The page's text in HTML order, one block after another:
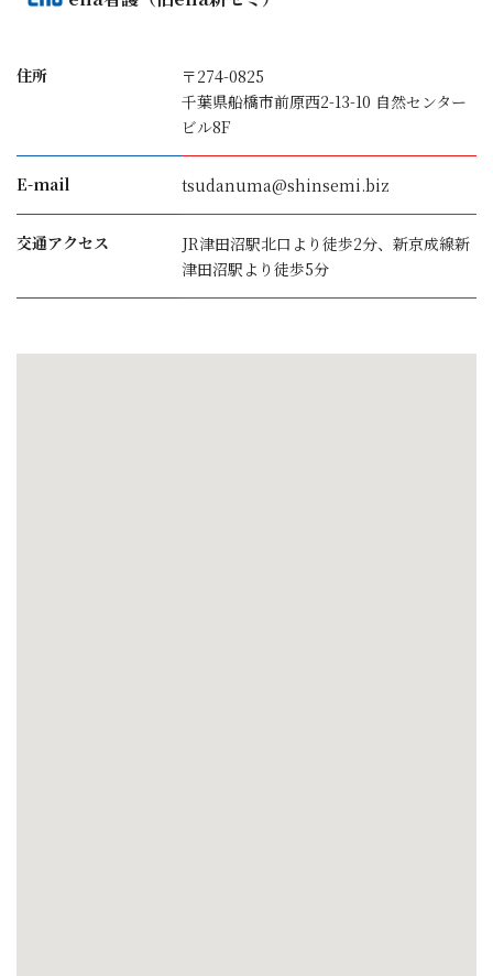
住所
〒274-0825
千葉県船橋市前原西2-13-10 自然センター
ビル8F
E-mail tsudanuma@shinsemi.biz
交通アクセス
JR津田沼駅北口より徒歩2分、新京成線新
津田沼駅より徒歩5分